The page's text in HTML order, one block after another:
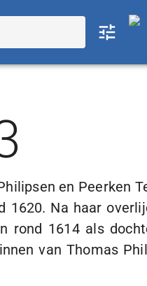
en Peerken
Na haar
rond 1614 als
van Thomas